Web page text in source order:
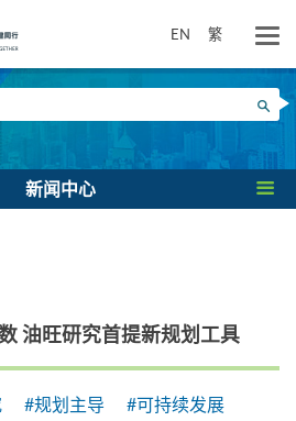
EN 繁
搜寻
新闻中心
油旺研究首提新规划工具
#规划主导
#可持续发展